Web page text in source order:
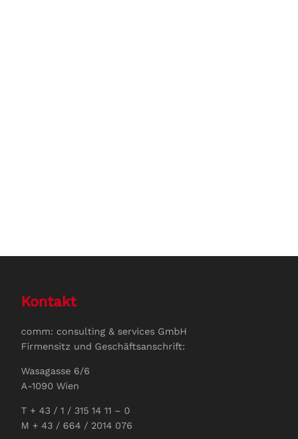
Kontakt
comm: consulting & services GmbH
Firmensitz und Geschäftsanschrift:
Wasagasse 6/6
A-1090 Wien
T + 43 / 1 / 315 14 11 – 0
M + 43 / 664 / 2014 076